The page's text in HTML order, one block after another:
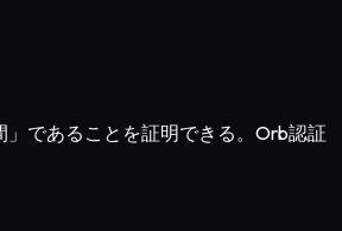
であることを証明できる。Orb認証